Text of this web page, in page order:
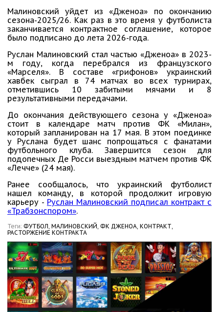
Малиновский уйдет из «Дженоа» по окончанию
сезона-2025/26. Как раз в это время у футболиста
заканчивается контрактное соглашение, которое
было подписано до лета 2026-года.
Руслан Малиновский стал частью «Дженоа» в 2023-
м году, когда перебрался из французского
«Марселя». В составе «грифонов» украинский
хавбек сыграл в 74 матчах во всех турнирах,
отметившись 10 забитыми мячами и 8
результативными передачами.
До окончания действующего сезона у «Дженоа»
стоит в календаре матч против ФК «Милан»,
который запланирован на 17 мая. В этом поединке
у Руслана будет шанс попрощаться с фанатами
футбольного клуба. Завершится сезон для
подопечных Де Росси выездным матчем против ФК
«Лечче» (24 мая).
Ранее сообщалось, что украинский футболист
нашел команду, в которой продолжит игровую
карьеру - Руслан Малиновский подписал контракт с
«Трабзонспором».
Теги: ФУТБОЛ, МАЛИНОВСКИЙ, ФК ДЖЕНОА, КОНТРАКТ,
РАСТОРЖЕНИЕ КОНТРАКТА